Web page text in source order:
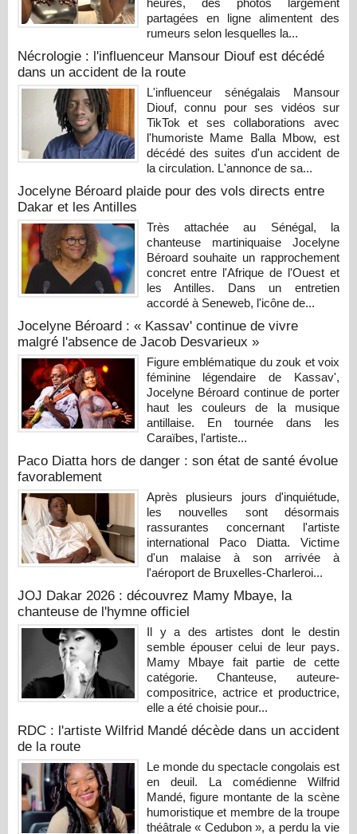
heures, des photos largement
partagées en ligne alimentent des
rumeurs selon lesquelles la...
Nécrologie : l'influenceur Mansour Diouf est décédé
dans un accident de la route
L'influenceur sénégalais Mansour
Diouf, connu pour ses vidéos sur
TikTok et ses collaborations avec
l'humoriste Mame Balla Mbow, est
décédé des suites d'un accident de
la circulation. L'annonce de sa...
Jocelyne Béroard plaide pour des vols directs entre
Dakar et les Antilles
Très attachée au Sénégal, la
chanteuse martiniquaise Jocelyne
Béroard souhaite un rapprochement
concret entre l'Afrique de l'Ouest et
les Antilles. Dans un entretien
accordé à Seneweb, l'icône de...
Jocelyne Béroard : « Kassav' continue de vivre
malgré l'absence de Jacob Desvarieux »
Figure emblématique du zouk et voix
féminine légendaire de Kassav',
Jocelyne Béroard continue de porter
haut les couleurs de la musique
antillaise. En tournée dans les
Caraïbes, l'artiste...
Paco Diatta hors de danger : son état de santé évolue
favorablement
Après plusieurs jours d'inquiétude,
les nouvelles sont désormais
rassurantes concernant l'artiste
international Paco Diatta. Victime
d'un malaise à son arrivée à
l'aéroport de Bruxelles-Charleroi...
JOJ Dakar 2026 : découvrez Mamy Mbaye, la
chanteuse de l'hymne officiel
Il y a des artistes dont le destin
semble épouser celui de leur pays.
Mamy Mbaye fait partie de cette
catégorie. Chanteuse, auteure-
compositrice, actrice et productrice,
elle a été choisie pour...
RDC : l'artiste Wilfrid Mandé décède dans un accident
de la route
Le monde du spectacle congolais est
en deuil. La comédienne Wilfrid
Mandé, figure montante de la scène
humoristique et membre de la troupe
théâtrale « Cedubon », a perdu la vie